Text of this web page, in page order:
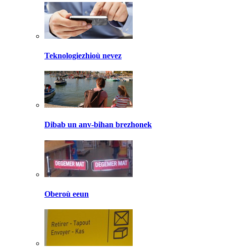
Teknologiezhioù nevez
Dibab un anv-bihan brezhonek
Oberoù eeun